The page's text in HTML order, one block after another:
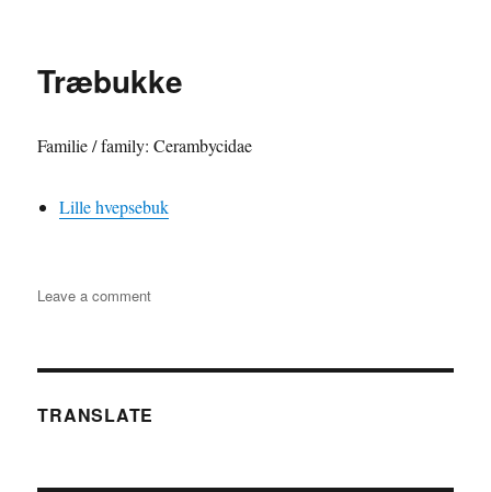
Træbukke
Familie / family: Cerambycidae
Lille hvepsebuk
Leave a commenton
TRANSLATE